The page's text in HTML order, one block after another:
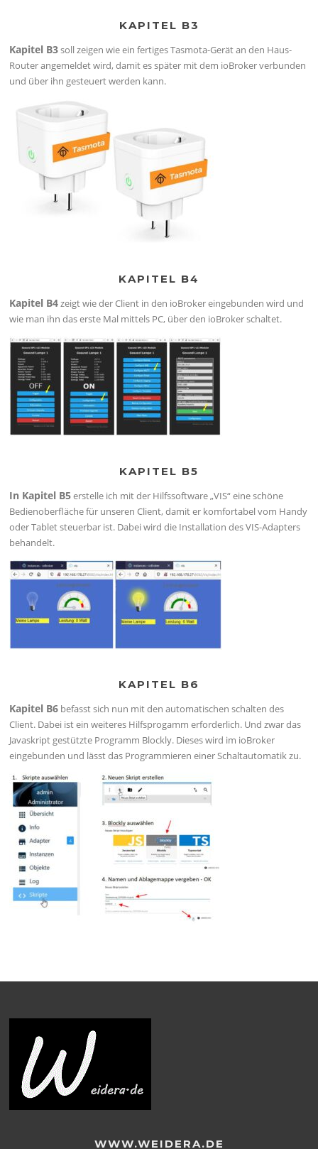
KAPITEL B3
Kapitel B3soll zeigen wie ein fertiges Tasmota-Gerät an den Haus-
Router angemeldet wird, damit es später mit dem ioBroker verbunden
und über ihn gesteuert werden kann.
KAPITEL B4
Kapitel B4zeigt wie der Client in den ioBroker eingebunden wird und
wie man ihn das erste Mal mittels PC, über den ioBroker schaltet.
KAPITEL B5
In Kapitel B5erstelle ich mit der Hilfssoftware „VIS“ eine schöne
Bedienoberfläche für unseren Client, damit er komfortabel vom Handy
oder Tablet steuerbar ist. Dabei wird die Installation des VIS-Adapters
behandelt.
KAPITEL B6
Kapitel B6 befasst sich nun mit den automatischen schalten des
Client. Dabei ist ein weiteres Hilfsprogamm erforderlich. Und zwar das
Javaskript gestützte Programm Blockly. Dieses wird im ioBroker
eingebunden und lässt das Programmieren einer Schaltautomatik zu.
WWW.WEIDERA.DE